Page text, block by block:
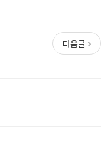
다음글